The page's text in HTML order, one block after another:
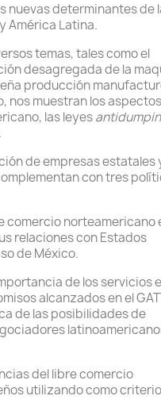
nuevas determinantes de
América Latina.
temas, tales como el
desagregada de la
producción
nos muestran los aspectos
las leyes
de empresas estatales
con tres
comercio norteamericano
relaciones con Estados
de México.
de los servicios
alcanzados en el
de las posibilidades de
del libre comercio
utilizando como